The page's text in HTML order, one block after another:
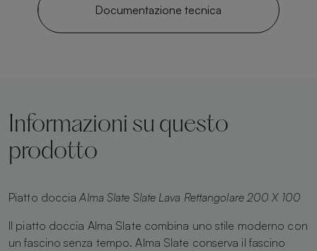
Documentazione tecnica
Informazioni su questo
prodotto
Piatto docciaAlma Slate Slate Lava Rettangolare 200 X 100
Il piatto doccia Alma Slate combina uno stile moderno con
un fascino senza tempo. Alma Slate conserva il fascino